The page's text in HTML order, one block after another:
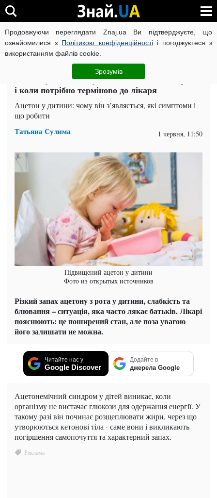
Продовжуючи переглядати Znaj.ua Ви підтверджуєте, що
ознайомилися з Політикою конфіденційностіі погоджуєтеся з
використанням файлів cookie.
Зрозумів
ВІЙНА РОСІЇ ПРОТИ УКРАЇНИ КОРОНАВІРУС В УКРАЇНІ
ЧИТАТЬ НА РУССКОМ
Ацетон у дітей: чому з'являється запах із рота
і коли потрібно терміново до лікаря
Ацетон у дитини: чому він з’являється, які симптоми і
що робити
Татьяна Сулима 1 червня, 11:50
Підвищений ацетон у дитини
Фото из открытых источников
Різкий запах ацетону з рота у дитини, слабкість та
блювання – ситуація, яка часто лякає батьків. Лікарі
пояснюють: це поширений стан, але поза увагою
його залишати не можна.
Читайте нас у
Google Discover
Додайте в
джерела Google
Ацетонемічний синдром у дітей виникає, коли
організму не вистачає глюкози для одержання енергії. У
такому разі він починає розщеплювати жири, через що
утворюються кетонові тіла - саме вони і викликають
погіршення самопочуття та характерний запах.